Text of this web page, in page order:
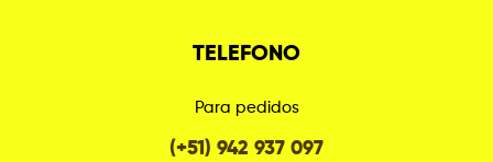
TELEFONO
Para pedidos
(+51) 942 937 097